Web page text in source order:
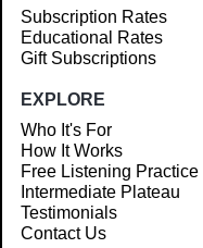
Subscription Rates
Educational Rates
Gift Subscriptions
EXPLORE
Who It's For
How It Works
Free Listening Practice
Intermediate Plateau
Testimonials
Contact Us